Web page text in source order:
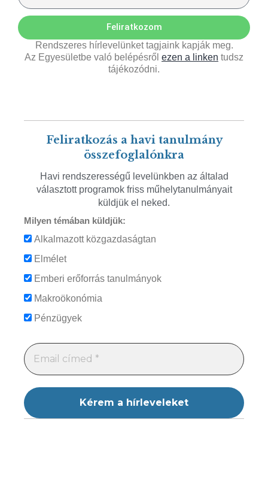
Feliratkozom
Rendszeres hírlevelünket tagjaink kapják meg.
Az Egyesületbe való belépésről ezen a linken tudsz
tájékozódni.
Feliratkozás a havi tanulmány
összefoglalónkra
Havi rendszerességű levelünkben az általad
választott programok friss műhelytanulmányait
küldjük el neked.
Milyen témában küldjük:
Alkalmazott közgazdaságtan
Elmélet
Emberi erőforrás tanulmányok
Makroökonómia
Pénzügyek